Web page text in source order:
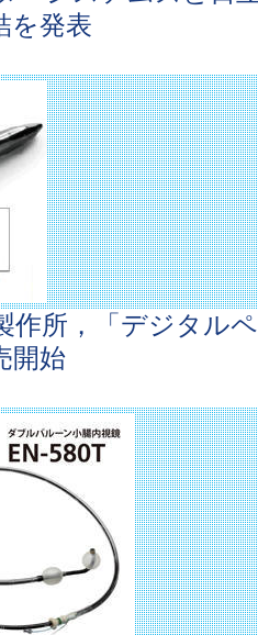
を発表
作所，「デジタル
開始